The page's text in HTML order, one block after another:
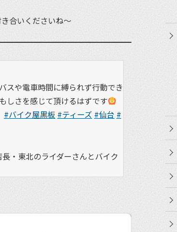
合いくださいね〜
スや電車時間に縛られず行動でき
しさを感じて頂けるはずです
#バイク屋黒板 #ティーズ #仙台 #
・東北のライダーさんとバイク